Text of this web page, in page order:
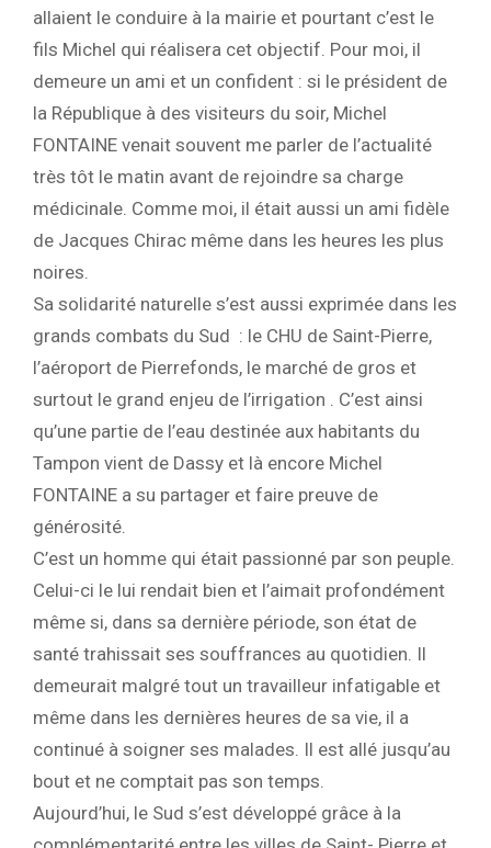
allaient le conduire à la mairie et pourtant c’est le
fils Michel qui réalisera cet objectif. Pour moi, il
demeure un ami et un confident : si le président de
la République à des visiteurs du soir, Michel
FONTAINE venait souvent me parler de l’actualité
très tôt le matin avant de rejoindre sa charge
médicinale. Comme moi, il était aussi un ami fidèle
de Jacques Chirac même dans les heures les plus
noires.
Sa solidarité naturelle s’est aussi exprimée dans les
grands combats du Sud : le CHU de Saint-Pierre,
l’aéroport de Pierrefonds, le marché de gros et
surtout le grand enjeu de l’irrigation . C’est ainsi
qu’une partie de l’eau destinée aux habitants du
Tampon vient de Dassy et là encore Michel
FONTAINE a su partager et faire preuve de
générosité.
C’est un homme qui était passionné par son peuple.
Celui-ci le lui rendait bien et l’aimait profondément
même si, dans sa dernière période, son état de
santé trahissait ses souffrances au quotidien. Il
demeurait malgré tout un travailleur infatigable et
même dans les dernières heures de sa vie, il a
continué à soigner ses malades. Il est allé jusqu’au
bout et ne comptait pas son temps.
Aujourd’hui, le Sud s’est développé grâce à la